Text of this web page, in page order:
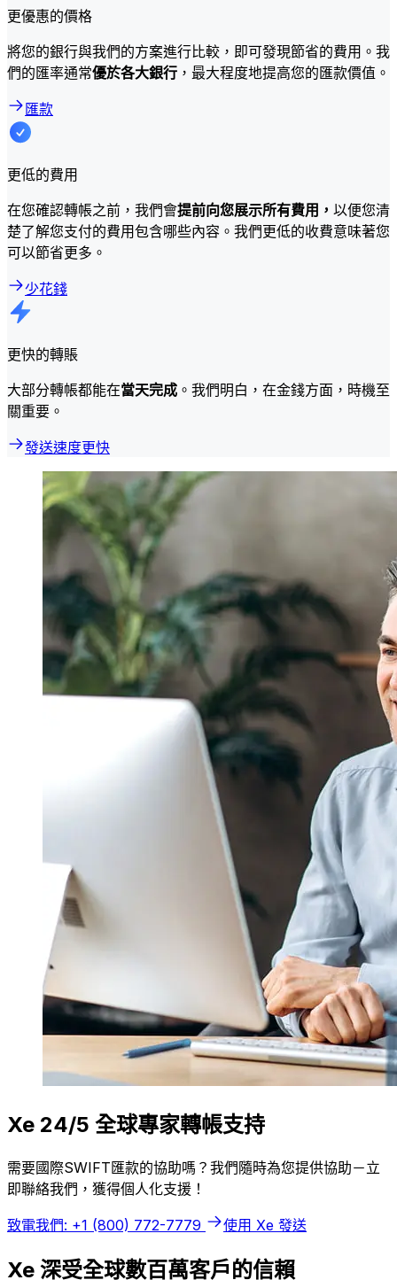
更優惠的價格
將您的銀行與我們的方案進行比較，即可發現節省的費用。我
們的匯率通常優於各大銀行 ，最大程度地提高您的匯款價值。
匯款
更低的費用
在您確認轉帳之前，我們會提前向您展示所有費用， 以便您清
楚了解您支付的費用包含哪些內容。我們更低的收費意味著您
可以節省更多。
少花錢
更快的轉賬
大部分轉帳都能在當天完成 。我們明白，在金錢方面，時機至
關重要。
發送速度更快
Xe 24/5 全球專家轉帳支持
需要國際SWIFT匯款的協助嗎？我們隨時為您提供協助－立
即聯絡我們，獲得個人化支援！
致電我們: +1 (800) 772-7779 使用 Xe 發送
Xe 深受全球數百萬客戶的信賴